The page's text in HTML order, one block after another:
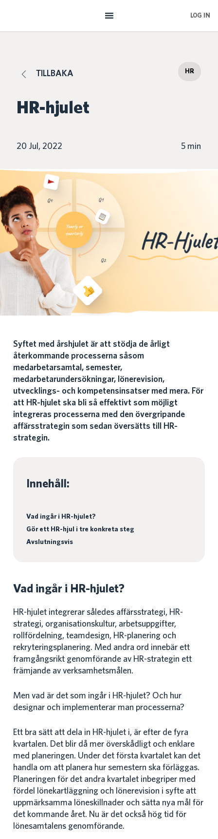
LOG IN
TILLBAKA HR
HR-hjulet
20 Jul, 2022 5 min
Syftet med årshjulet är att stödja de årligt
återkommande processerna såsom
medarbetarsamtal, semester,
medarbetarundersökningar, lönerevision,
utvecklings- och kompetensinsatser med mera. För
att HR-hjulet ska bli så effektivt som möjligt
integreras processerna med den övergripande
affärsstrategin som sedan översätts till HR-
strategin.
Innehåll:
Vad ingår i HR-hjulet?
Gör ett HR-hjul i tre konkreta steg
Avslutningsvis
Vad ingår i HR-hjulet?
HR-hjulet integrerar således affärsstrategi, HR-
strategi, organisationskultur, arbetsuppgifter,
rollfördelning, teamdesign, HR-planering och
rekryteringsplanering. Med andra ord innebär ett
framgångsrikt genomförande av HR-strategin ett
främjande av verksamhetsmålen.
Men vad är det som ingår i HR-hjulet? Och hur
designar och implementerar man processerna?
Ett bra sätt att dela in HR-hjulet i, är efter de fyra
kvartalen. Det blir då mer överskådligt och enklare
med planeringen. Under det första kvartalet kan det
handla om att planera hur semestern ska förläggas.
Planeringen för det andra kvartalet inbegriper med
fördel lönekartläggning och lönerevision i syfte att
uppmärksamma löneskillnader och sätta nya mål för
det kommande året. Nu är det också hög tid för
lönesamtalens genomförande.